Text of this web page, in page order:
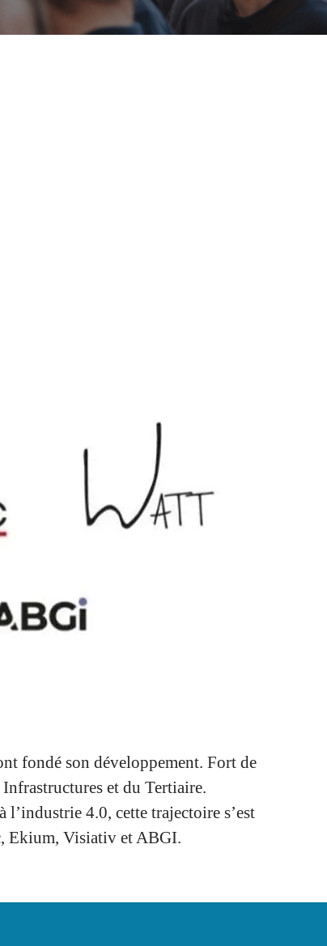
fondé son développement. Fort de
Infrastructures et du Tertiaire.
4.0, cette trajectoire s’est
Ekium, Visiativ et ABGI.